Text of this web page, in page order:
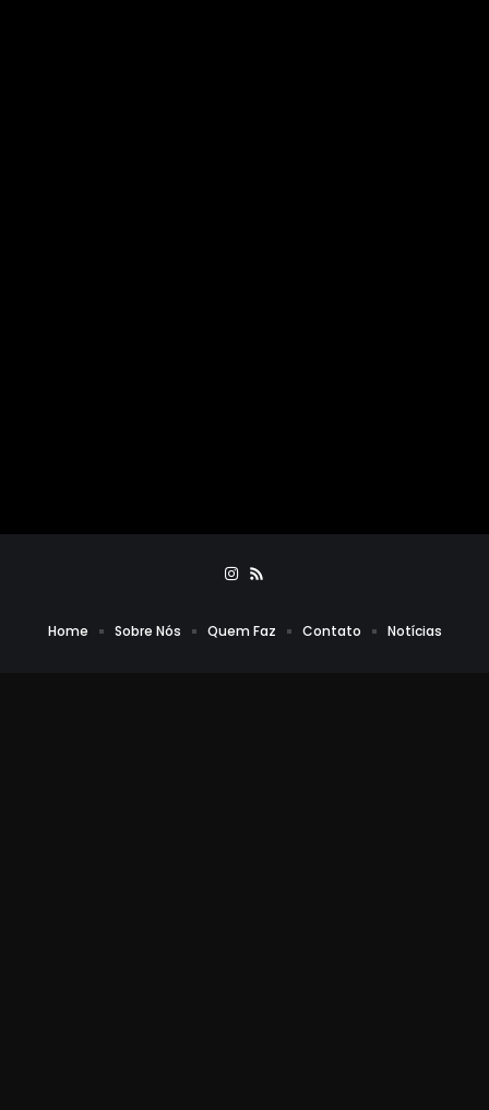
Home Sobre Nós Quem Faz Contato Notícias